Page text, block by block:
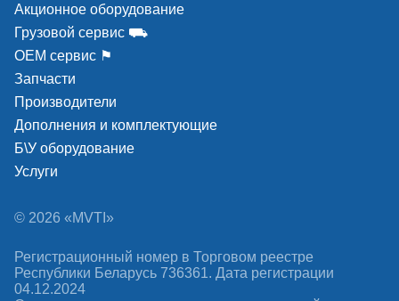
Акционное оборудование
Грузовой сервис ⛟
ОЕМ сервис ⚑
Запчасти
Производители
Дополнения и комплектующие
Б\У оборудование
Услуги
© 2026 «MVTI»
Регистрационный номер в Торговом реестре
Республики Беларусь 736361. Дата регистрации
04.12.2024